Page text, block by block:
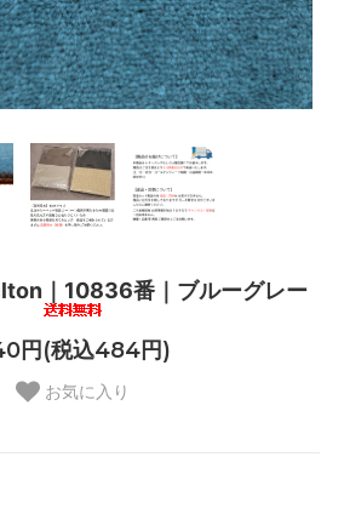
｜10836番｜ブルーグレー
円(税込484円)
お気に入り